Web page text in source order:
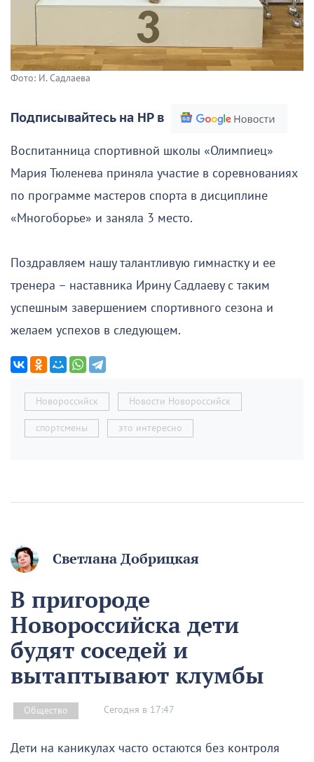
Фото: И. Садлаева
Подписывайтесь на НР в
Воспитанница спортивной школы «Олимпиец»
Мария Тюленева приняла участие в соревнованиях
по программе мастеров спорта в дисциплине
«Многоборье» и заняла 3 место.
Поздравляем нашу талантливую гимнастку и ее
тренера – наставника Ирину Садлаеву с таким
успешным завершением спортивного сезона и
желаем успехов в следующем.
Новороссийск Новости Новороссийск
спортсмены это интересно
Светлана Добрицкая
В пригороде
Новороссийска дети
будят соседей и
вытаптывают клумбы
Общество Сегодня в 17:47
Дети на каникулах часто остаются без контроля